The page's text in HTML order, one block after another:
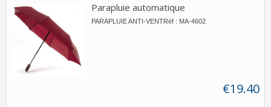
Parapluie automatique
PARAPLUIE ANTI-VENTRéf : MA-4602
€19.40